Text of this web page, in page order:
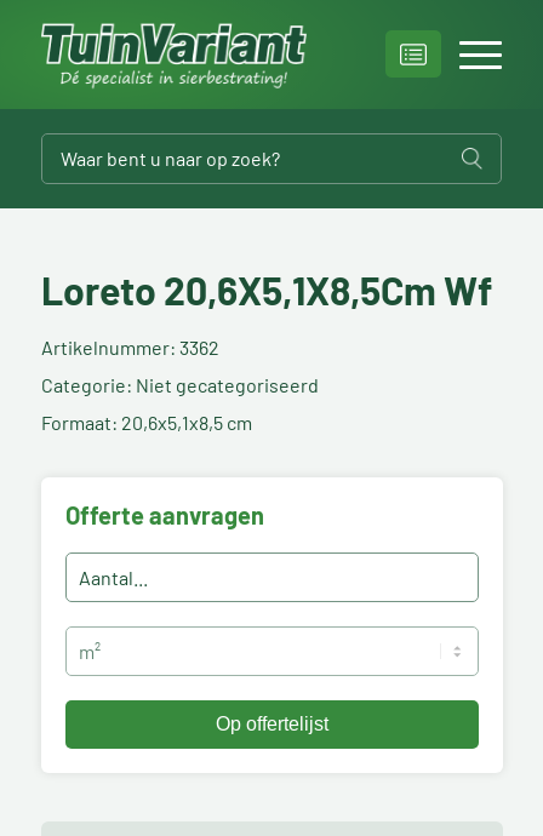
Loreto 20,6X5,1X8,5Cm Wf
Artikelnummer: 3362
Categorie: Niet gecategoriseerd
Formaat: 20,6x5,1x8,5 cm
Offerte aanvragen